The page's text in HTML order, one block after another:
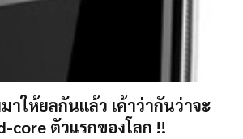
าให้ยลกันแล้ว เค้าว่ากันว่าจะ
core ตัวแรกของโลก !!